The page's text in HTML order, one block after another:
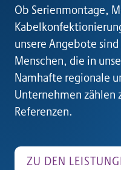
Ob Serienmontage,
unsere Angebote
Menschen, die in
Namhafte regionale
Unternehmen zählen
Referenzen.
ZU DEN